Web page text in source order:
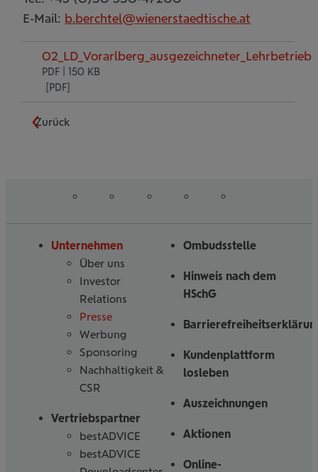
E-Mail: b.berchtel@wienerstaedtische.at
PDF | 150 KB
Zurück
Unternehmen
Über uns
Investor
Relations
Presse
Werbung
Sponsoring
Nachhaltigkeit &
CSR
Vertriebspartner
bestADVICE
bestADVICE
Ombudsstelle
Hinweis nach dem
HSchG
Kundenplattform
losleben
Auszeichnungen
Aktionen
Online-
uns